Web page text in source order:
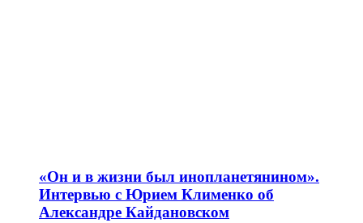
«Он и в жизни был инопланетянином».
Интервью с Юрием Клименко об
Александре Кайдановском